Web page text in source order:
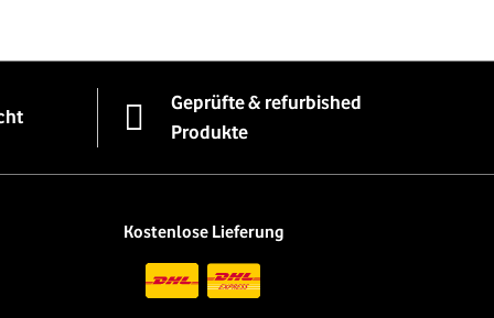
Geprüfte & refurbished
Produkte
Kostenlose Lieferung